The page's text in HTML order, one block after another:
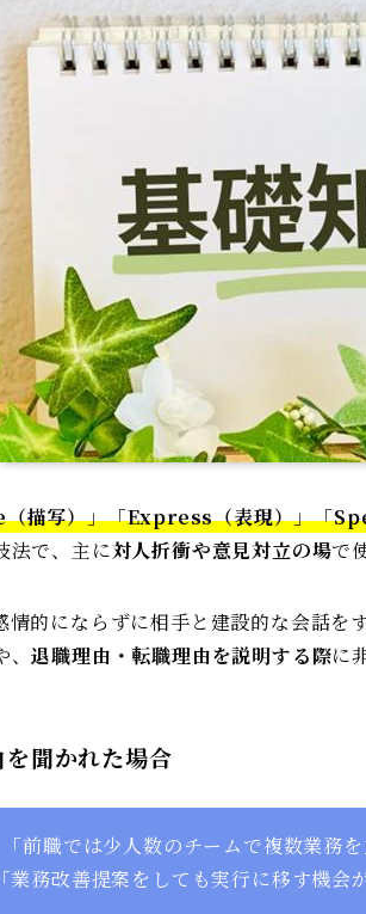
描写）」「Express（表現）」「
法で、主に対人折衝や意見対立の場で
情的にならずに相手と建設的な会話
、退職理由・転職理由を説明する際に
聞かれた場合
「前職では少人数のチームで複数業務
業務改善提案をしても実行に移す機